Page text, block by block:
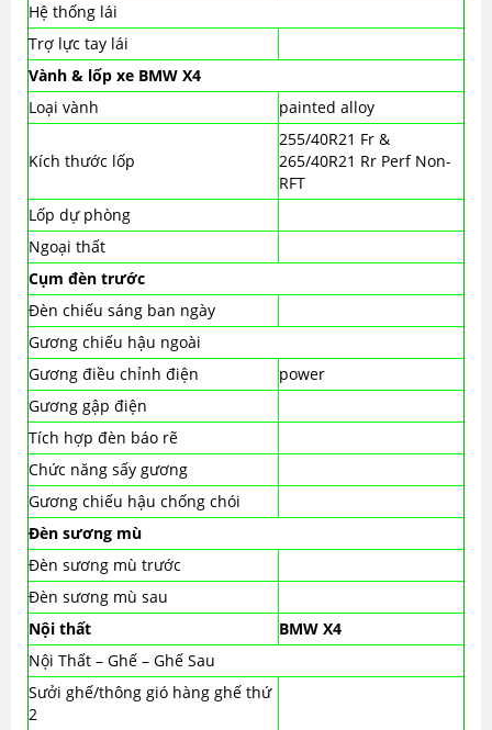
Hệ thống lái
Trợ lực tay lái
Vành & lốp xe BMW X4
Loại vành
painted alloy
Kích thước lốp
255/40R21 Fr &
265/40R21 Rr Perf Non-
RFT
Lốp dự phòng
Ngoại thất
Cụm đèn trước
Đèn chiếu sáng ban ngày
Gương chiếu hậu ngoài
Gương điều chỉnh điện
power
Gương gập điện
Tích hợp đèn báo rẽ
Chức năng sấy gương
Gương chiếu hậu chống chói
Đèn sương mù
Đèn sương mù trước
Đèn sương mù sau
Nội thất
BMW X4
Nội Thất – Ghế – Ghế Sau
Sưởi ghế/thông gió hàng ghế thứ
2